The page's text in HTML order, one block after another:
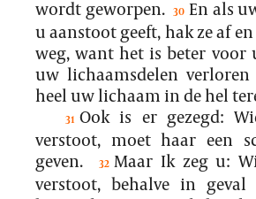
wordt geworpen. 30 En als
u aanstoot geeft, hak ze af
weg, want het is beter voor
uw lichaamsdelen
heel uw lichaam in de hel
31 Ook is er gezegd:
verstoot, moet haar een
geven.
32 Maar Ik zeg u:
verstoot, behalve in